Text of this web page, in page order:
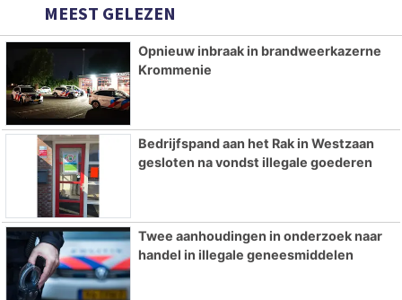
MEEST GELEZEN
Opnieuw inbraak in brandweerkazerne
Krommenie
Bedrijfspand aan het Rak in Westzaan
gesloten na vondst illegale goederen
Twee aanhoudingen in onderzoek naar
handel in illegale geneesmiddelen